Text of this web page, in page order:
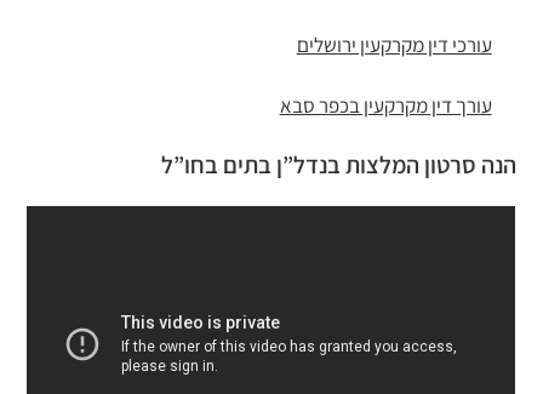
עורכי דין מקרקעין ירושלים
עורך דין מקרקעין בכפר סבא
הנה סרטון המלצות בנדל”ן בתים בחו”ל